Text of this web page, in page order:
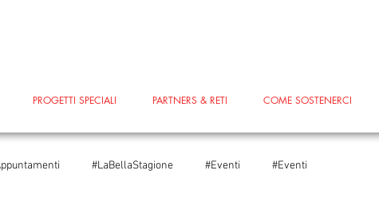
PROGETTI SPECIALI PARTNERS & RETI COME SOSTENERCI
#LaBellaStagione #Eventi #Eventi